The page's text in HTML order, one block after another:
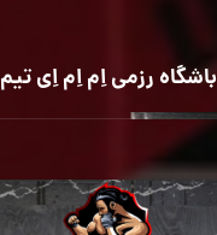
باشگاه رزمی اِم اِم اِی تیم